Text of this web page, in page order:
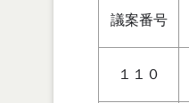
議案番号
１１０